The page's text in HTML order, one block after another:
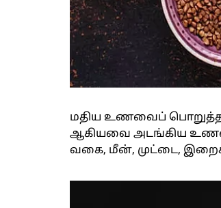
மதிய உணவைப்
ஆகியவை அடங்கிய
வகை, மீன், முட்டை,